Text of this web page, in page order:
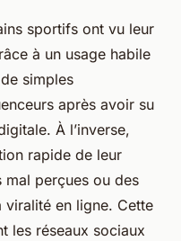
sportifs ont vu leur
à un usage habile
simples
après avoir su
À l’inverse,
rapide de leur
mal perçues ou des
en ligne. Cette
les réseaux sociaux